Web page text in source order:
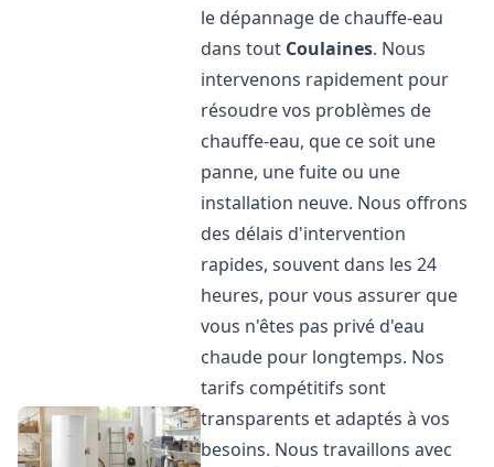
le dépannage de chauffe-eau
dans tout Coulaines. Nous
intervenons rapidement pour
résoudre vos problèmes de
chauffe-eau, que ce soit une
panne, une fuite ou une
installation neuve. Nous offrons
des délais d'intervention
rapides, souvent dans les 24
heures, pour vous assurer que
vous n'êtes pas privé d'eau
chaude pour longtemps. Nos
tarifs compétitifs sont
transparents et adaptés à vos
besoins. Nous travaillons avec